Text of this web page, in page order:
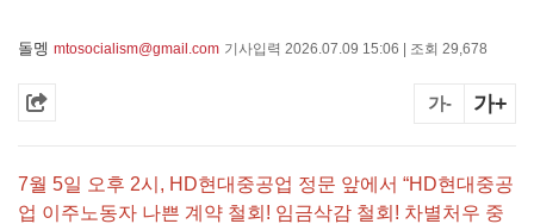
돌멩 mtosocialism@gmail.com 기사입력 2026.07.09 15:06 | 조회 29,678
가- 가+
7월 5일 오후 2시, HD현대중공업 정문 앞에서 “HD현대중공
업 이주노동자 나쁜 계약 철회! 임금삭감 철회! 차별처우 중